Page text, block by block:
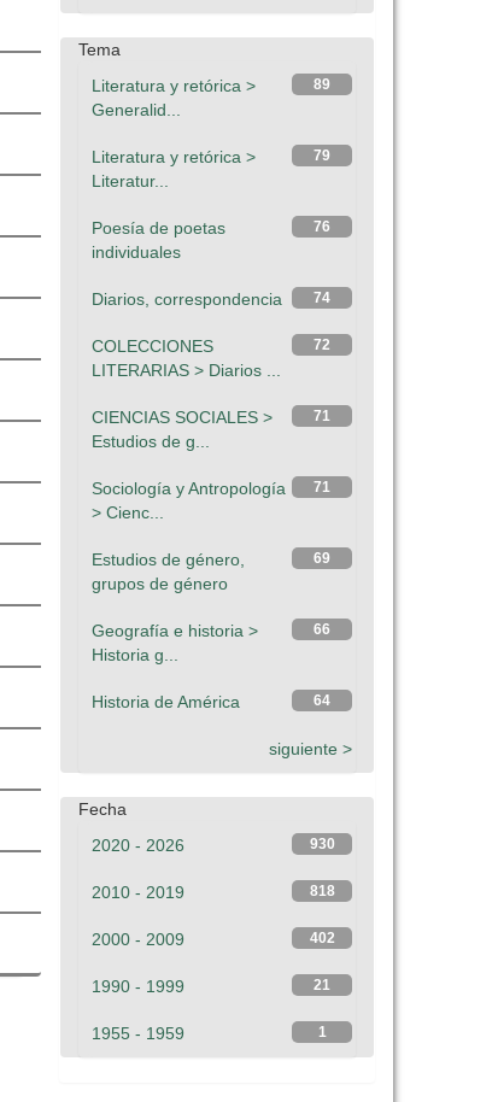
Tema
89
Literatura y retórica >
Generalid...
79
Literatura y retórica >
Literatur...
76
Poesía de poetas
individuales
74
Diarios, correspondencia
72
COLECCIONES
LITERARIAS > Diarios ...
71
CIENCIAS SOCIALES >
Estudios de g...
71
Sociología y Antropología
> Cienc...
69
Estudios de género,
grupos de género
66
Geografía e historia >
Historia g...
64
Historia de América
siguiente >
Fecha
930
2020 - 2026
818
2010 - 2019
402
2000 - 2009
21
1990 - 1999
1
1955 - 1959